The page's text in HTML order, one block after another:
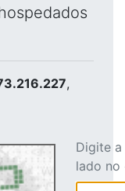
,
Digite
lado no